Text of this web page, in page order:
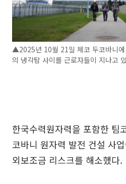
▲2025년 10월 21일 체코 두코바니
의 냉각탑 사이를 근로자들이 지나고
한국수력원자력을 포함한 팀
코바니 원자력 발전 건설 사
외보조금 리스크를 해소했다.